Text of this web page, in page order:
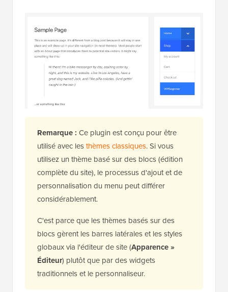
Remarque : Ce plugin est conçu pour être
utilisé avec lesthèmes classiques. Si vous
utilisez un thème basé sur des blocs (édition
complète du site), le processus d'ajout et de
personnalisation du menu peut différer
considérablement.
C'est parce que les thèmes basés sur des
blocs gèrent les barres latérales et les styles
globaux via l'éditeur de site (Apparence »
Éditeur) plutôt que par des widgets
traditionnels et le personnaliseur.